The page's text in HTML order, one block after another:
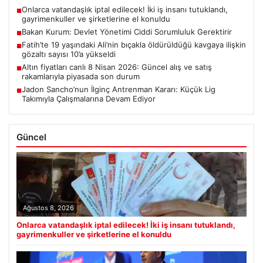
■Onlarca vatandaşlık iptal edilecek! İki iş insanı tutuklandı,
gayrimenkuller ve şirketlerine el konuldu
■Bakan Kurum: Devlet Yönetimi Ciddi Sorumluluk Gerektirir
■Fatih’te 19 yaşındaki Ali’nin bıçakla öldürüldüğü kavgaya ilişkin
gözaltı sayısı 10’a yükseldi
■Altın fiyatları canlı 8 Nisan 2026: Güncel alış ve satış
rakamlarıyla piyasada son durum
■Jadon Sancho’nun İlginç Antrenman Kararı: Küçük Lig
Takımıyla Çalışmalarına Devam Ediyor
Güncel
Ağustos 8, 2026
Onlarca vatandaşlık iptal edilecek! İki iş insanı tutuklandı,
gayrimenkuller ve şirketlerine el konuldu